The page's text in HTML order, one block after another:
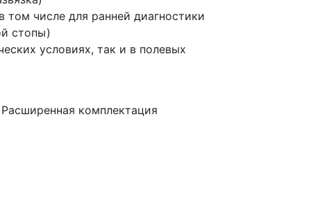
том числе для ранней диагностики
стопы)
условиях, так и в полевых
комплектация